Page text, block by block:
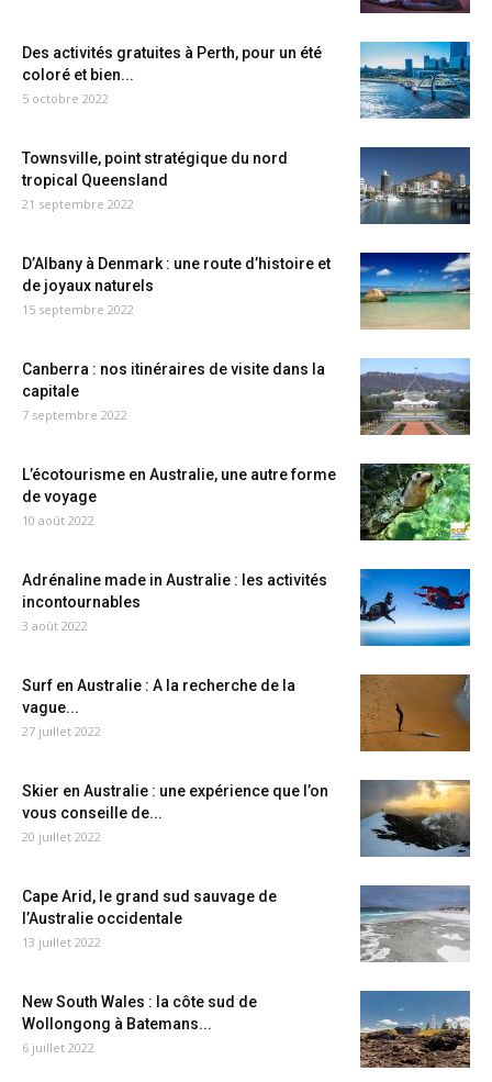
Des activités gratuites à Perth, pour un été
coloré et bien...
5 octobre 2022
Townsville, point stratégique du nord
tropical Queensland
21 septembre 2022
D’Albany à Denmark : une route d’histoire et
de joyaux naturels
15 septembre 2022
Canberra : nos itinéraires de visite dans la
capitale
7 septembre 2022
L’écotourisme en Australie, une autre forme
de voyage
10 août 2022
Adrénaline made in Australie : les activités
incontournables
3 août 2022
Surf en Australie : A la recherche de la
vague...
27 juillet 2022
Skier en Australie : une expérience que l’on
vous conseille de...
20 juillet 2022
Cape Arid, le grand sud sauvage de
l’Australie occidentale
13 juillet 2022
New South Wales : la côte sud de
Wollongong à Batemans...
6 juillet 2022